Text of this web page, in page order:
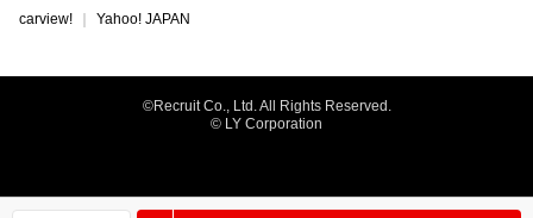
carview! Yahoo! JAPAN
©Recruit Co., Ltd. All Rights Reserved.
© LY Corporation